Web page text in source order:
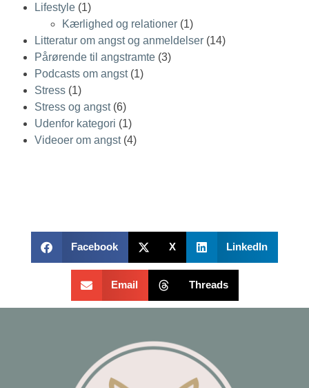
Lifestyle (1)
Kærlighed og relationer (1)
Litteratur om angst og anmeldelser (14)
Pårørende til angstramte (3)
Podcasts om angst(1)
Stress (1)
Stress og angst(6)
Udenfor kategori (1)
Videoer om angst(4)
Facebook X LinkedIn
Email Threads